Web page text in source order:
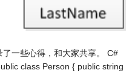
了一些心得，和大家共享。 C#
class Person { public string